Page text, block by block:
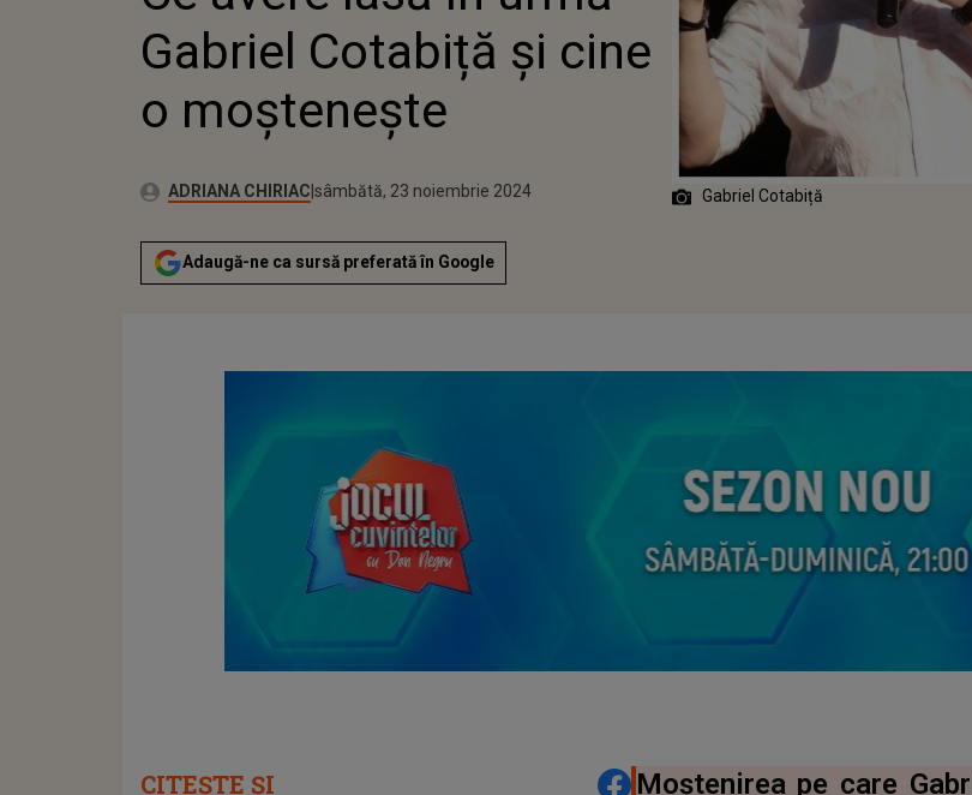
Gabriel Cotabiță și cine
o moștenește
Autor:ADRIANA CHIRIACPublicat:
sâmbătă, 23 noiembrie 2024
Actualizat:
sâmbătă, 23 noiembrie 2024
Adaugă-ne ca sursă preferată în Google
Gabriel Cotabiță
DISTRIBUIE ARTICOLUL
Moştenirea pe care
CITEȘTE ȘI